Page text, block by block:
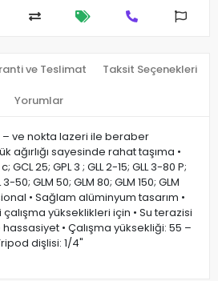
ve Teslimat Taksit Seçenekleri
Yorumlar
– ve nokta lazeri ile beraber
ağırlığı sayesinde rahat taşıma •
GCL 25; GPL 3 ; GLL 2-15; GLL 3-80 P;
50; GLM 50; GLM 80; GLM 150; GLM
• Sağlam alüminyum tasarım •
yükseklikleri için • Su terazisi
• Çalışma yüksekliği: 55 –
dişlisi: 1/4"